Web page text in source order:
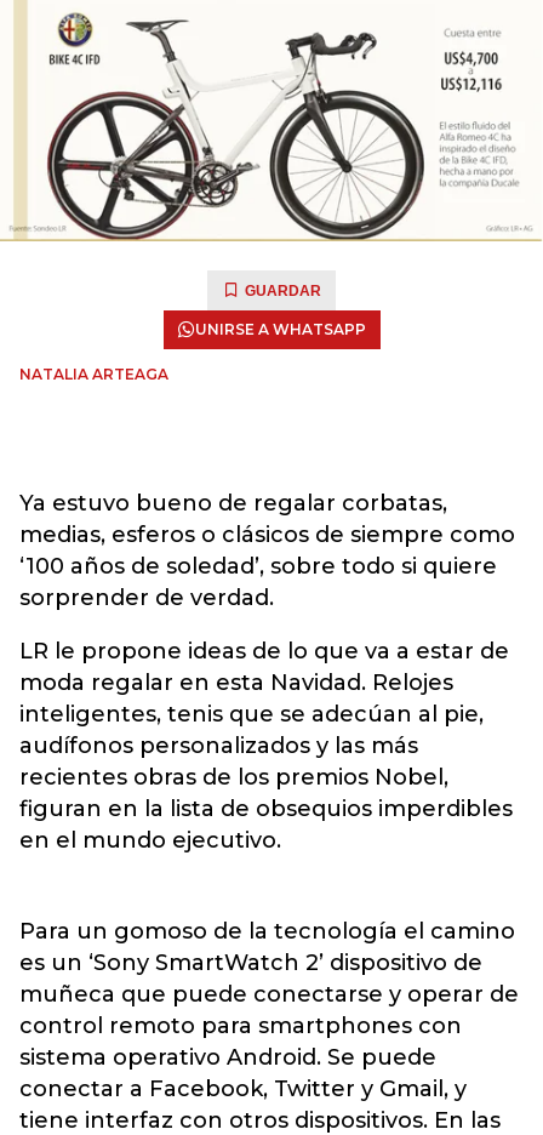
GUARDAR
UNIRSE A WHATSAPP
NATALIA ARTEAGA
Ya estuvo bueno de regalar corbatas,
medias, esferos o clásicos de siempre como
‘100 años de soledad’, sobre todo si quiere
sorprender de verdad.
LR le propone ideas de lo que va a estar de
moda regalar en esta Navidad. Relojes
inteligentes, tenis que se adecúan al pie,
audífonos personalizados y las más
recientes obras de los premios Nobel,
figuran en la lista de obsequios imperdibles
en el mundo ejecutivo.
Para un gomoso de la tecnología el camino
es un ‘Sony SmartWatch 2’ dispositivo de
muñeca que puede conectarse y operar de
control remoto para smartphones con
sistema operativo Android. Se puede
conectar a Facebook, Twitter y Gmail, y
tiene interfaz con otros dispositivos. En las